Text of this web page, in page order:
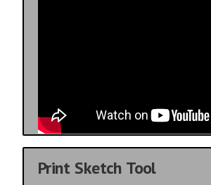
Print Sketch Tool